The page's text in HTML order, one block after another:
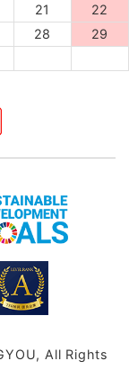
21
22
28
29
All Rights